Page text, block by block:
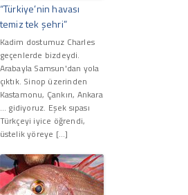
“Türkiye’nin havası
temiz tek şehri”
Kadim dostumuz Charles
geçenlerde bizdeydi.
Arabayla Samsun'dan yola
çıktık. Sinop üzerinden
Kastamonu, Çankırı, Ankara
... gidiyoruz. Eşek sıpası
Türkçeyi iyice öğrendi,
üstelik yöreye […]